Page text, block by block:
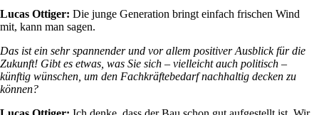
Lucas Ottiger: Die junge Generation bringt einfach frischen Wind
mit, kann man sagen.
Das ist ein sehr spannender und vor allem positiver Ausblick für die
Zukunft! Gibt es etwas, was Sie sich – vielleicht auch politisch –
künftig wünschen, um den Fachkräftebedarf nachhaltig decken zu
können?